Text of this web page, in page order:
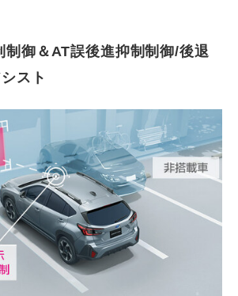
制御＆AT誤後進抑制制御/後退
スト